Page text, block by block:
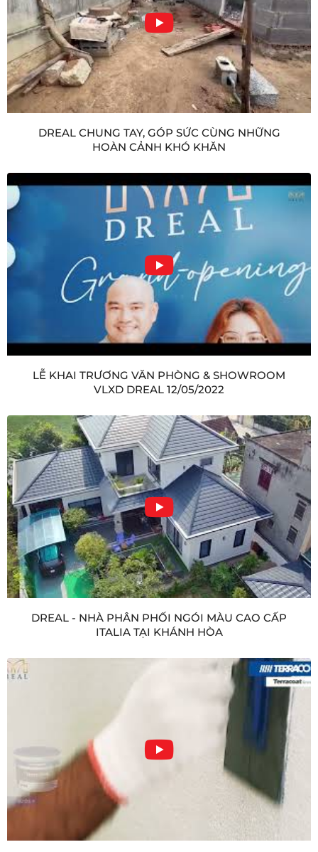
DREAL CHUNG TAY, GÓP SỨC CÙNG NHỮNG
HOÀN CẢNH KHÓ KHĂN
LỄ KHAI TRƯƠNG VĂN PHÒNG & SHOWROOM
VLXD DREAL 12/05/2022
DREAL - NHÀ PHÂN PHỐI NGÓI MÀU CAO CẤP
ITALIA TẠI KHÁNH HÒA